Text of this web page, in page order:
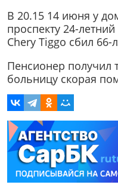
В 20.15 14 июня у
проспекту 24-
Chery Tiggo сбил 66-
Пенсионер получил
больницу скорая